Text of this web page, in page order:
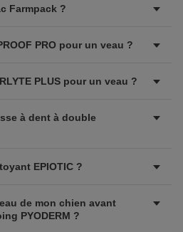
Farmpack ?
PRO pour un veau ?
PLUS pour un veau ?
à dent à double
EPIOTIC ?
de mon chien avant
PYODERM ?